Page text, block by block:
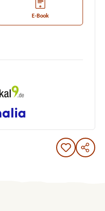
E-Book